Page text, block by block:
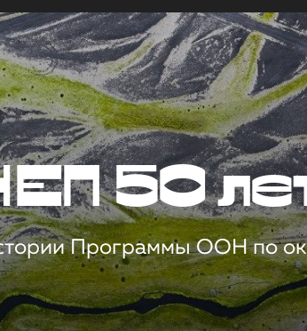
50
Программы ООН по